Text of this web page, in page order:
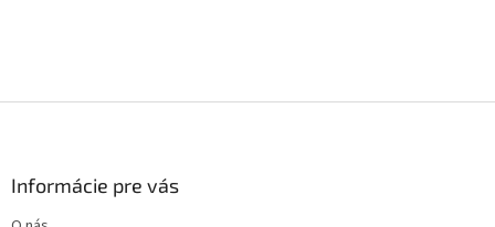
Informácie pre vás